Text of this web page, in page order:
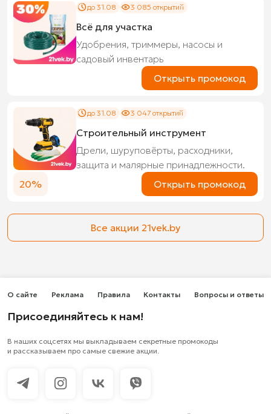
до 31.08 3 085 открытий
Всё для участка
Удобрения, триммеры, насосы и
садовый инвентарь
Открыть промокод
до 31.08 3 047 открытий
Строительный инструмент
Дрели, шуруповёрты, расходники,
защита и малярные принадлежности.
20%
Открыть промокод
Все акции 21vek.by
Присоединяйтесь к нам!
О сайте Реклама Правила Контакты Вопросы и ответы
В наших соцсетях мы выкладываем секретные промокоды
и рассказываем про самые свежие акции.